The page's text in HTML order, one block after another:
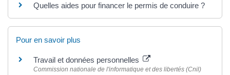
Quelles aides pour financer le permis de conduire ?
Pour en savoir plus
Travail et données personnelles
Commission nationale de l'informatique et des libertés (Cnil)